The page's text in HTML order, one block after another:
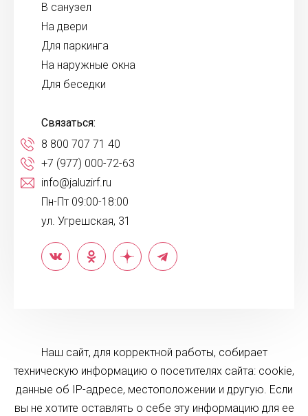
В санузел
На двери
Для паркинга
На наружные окна
Для беседки
Связаться:
8 800 707 71 40
+7 (977) 000-72-63
info@jaluzirf.ru
Пн-Пт 09:00-18:00
ул. Угрешская, 31
Наш сайт, для корректной работы, собирает
техническую информацию о посетителях сайта: cookie,
данные об IP-адресе, местоположении и другую. Если
вы не хотите оставлять о себе эту информацию для ее